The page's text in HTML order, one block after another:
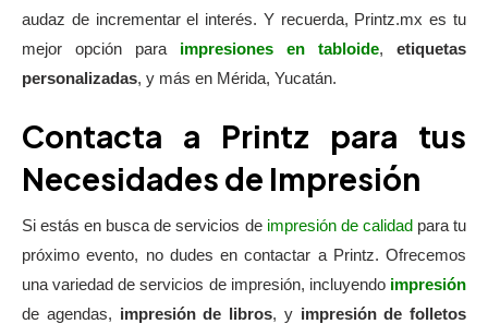
audaz de incrementar el interés. Y recuerda, Printz.mx es tu
mejor opción para impresiones en tabloide, etiquetas
personalizadas, y más en Mérida, Yucatán.
Contacta a Printz para tus
Necesidades de Impresión
Si estás en busca de servicios de impresión de calidadpara tu
próximo evento, no dudes en contactar a Printz. Ofrecemos
una variedad de servicios de impresión, incluyendo impresión
de agendas, impresión de libros, y impresión de folletos